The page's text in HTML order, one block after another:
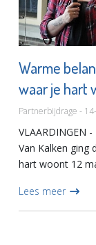
Warme
waar je hart
Partnerbijdrage -
VLAARDINGEN
Van Kalken ging
hart woont 12
An...
Lees meer